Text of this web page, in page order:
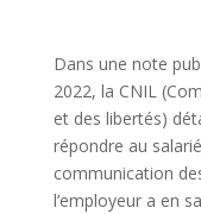
Dans une note
2022, la CNIL
et des libertés)
répondre au
communication
l’employeur a en